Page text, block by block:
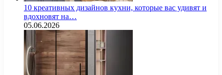
10 креативных дизайнов кухни, которые вас удивят и
вдохновят на…
05.06.2026